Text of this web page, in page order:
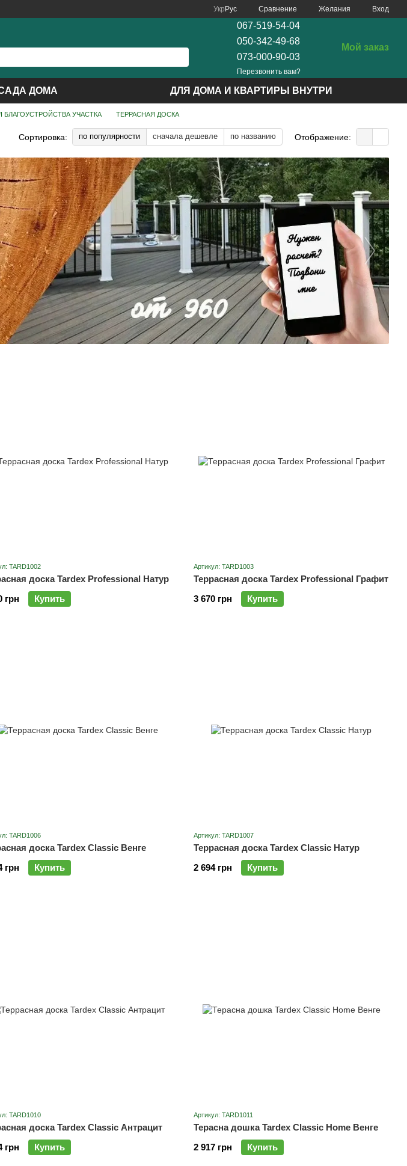
Укр Рус Сравнение Желания Вход
067-519-54-04
050-342-49-68
073-000-90-03
Перезвонить вам?
Мой заказ
ДОМА ДЛЯ ДОМА И КВАРТИРЫ ВНУТРИ
БЛАГОУСТРОЙСТВА УЧАСТКА ТЕРРАСНАЯ ДОСКА
Сортировка: по популярности сначала дешевле по названию Отображение:
TARD1002
доска Tardex Professional Натур
грн
Купить
Артикул: TARD1003
Террасная доска Tardex Professional Графит
3 670 грн
Купить
TARD1006
доска Tardex Classic Венге
грн
Купить
Артикул: TARD1007
Террасная доска Tardex Classic Натур
2 694 грн
Купить
TARD1010
доска Tardex Classic Антрацит
грн
Купить
Артикул: TARD1011
Терасна дошка Tardex Classic Home Венге
2 917 грн
Купить